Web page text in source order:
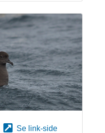
Se link-side